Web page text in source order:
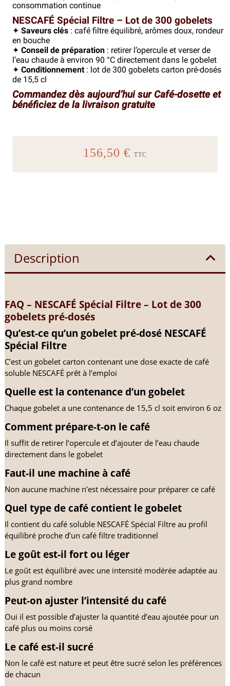
consommation continue
NESCAFÉ Spécial Filtre – Lot de 300 gobelets
✦ Saveurs clés : café filtre équilibré, arômes doux, rondeur
en bouche
✦ Conseil de préparation : retirer l’opercule et verser de
l’eau chaude à environ 90 °C directement dans le gobelet
✦ Conditionnement : lot de 300 gobelets carton pré-dosés
de 15,5 cl
Commandez dès aujourd’hui sur Café-dosette et
bénéficiez de la livraison gratuite
156,50 € TTC
Description
FAQ – NESCAFÉ Spécial Filtre – Lot de 300
gobelets pré-dosés
Qu’est-ce qu’un gobelet pré-dosé NESCAFÉ
Spécial Filtre
C’est un gobelet carton contenant une dose exacte de café
soluble NESCAFÉ prêt à l’emploi
Quelle est la contenance d’un gobelet
Chaque gobelet a une contenance de 15,5 cl soit environ 6 oz
Comment prépare-t-on le café
Il suffit de retirer l’opercule et d’ajouter de l’eau chaude
directement dans le gobelet
Faut-il une machine à café
Non aucune machine n’est nécessaire pour préparer ce café
Quel type de café contient le gobelet
Il contient du café soluble NESCAFÉ Spécial Filtre au profil
équilibré proche d’un café filtre traditionnel
Le goût est-il fort ou léger
Le goût est équilibré avec une intensité modérée adaptée au
plus grand nombre
Peut-on ajuster l’intensité du café
Oui il est possible d’ajuster la quantité d’eau ajoutée pour un
café plus ou moins corsé
Le café est-il sucré
Non le café est nature et peut être sucré selon les préférences
de chacun